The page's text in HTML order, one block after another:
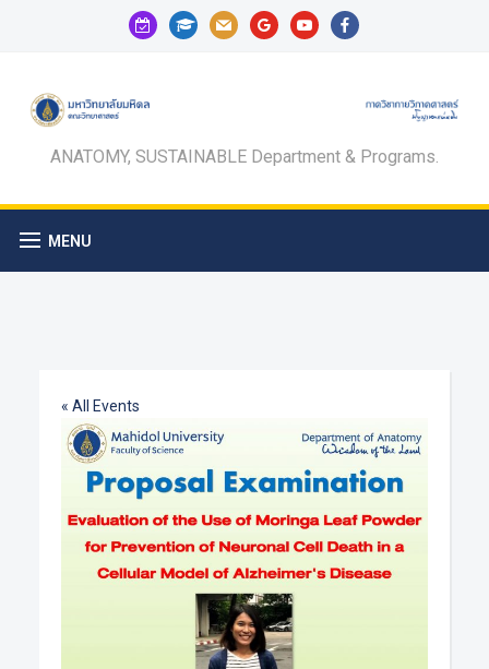
calendar-
check-
graduation-
cap
mail googleyoutubefacebook
ANATOMY, SUSTAINABLE Department & Programs.
MENU
« All Events